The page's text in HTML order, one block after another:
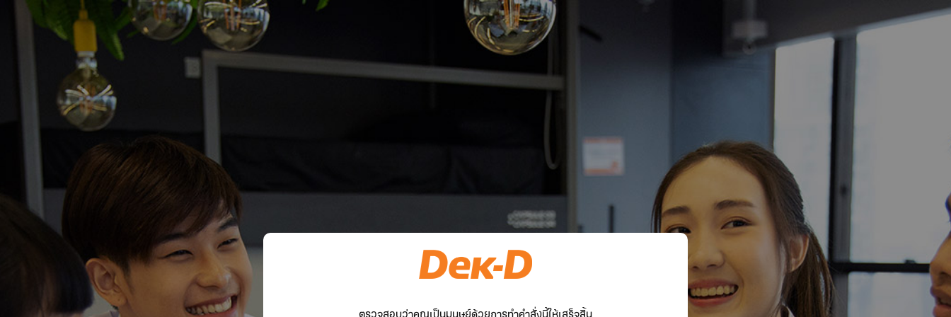
ตรวจสอบว่าคุณเป็นมนุษย์ด้วยการทำคำสั่งนี้ให้เสร็จสิ้น